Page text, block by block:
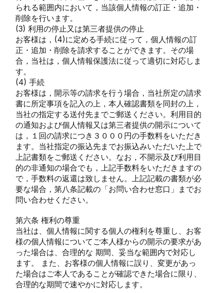
られる範囲内において，当該個人情報の訂正・追加・
削除を行います。
(3) 利用の停止又は第三者提供の停止
お客様は，(4)に定める手続に従って，個人情報の訂
正・追加・削除を請求することができます。その場
合，当社は，個人情報保護法に従って適切に対応しま
す。
(4) 手続
お客様は，開示等の請求を行う場合，当社所定の請求
書に所定事項を記入の上，本人確認書類を同封の上，
当社の指定する送付先までご郵送ください。利用目的
の通知および個人情報又は第三者提供の開示について
は，１回の請求につき３０００円の手数料をいただき
ます。当社指定の振込先までお振込みいただいた上で
上記書類をご郵送ください。なお，不開示及び利用目
的の非通知の場合でも，上記手数料をいただきますの
で，手数料の返還は致しません。上記記載の書類が必
要な場合，第八条記載の「お問い合わせ窓口」までお
問い合わせください。
第六条 権利の尊重
当社は、個人情報に関する個人の権利を尊重し、お客
様の個人情報についてご本人様からの開示の要求があ
った場合は、合理的な 期間、妥当な範囲内で対応し
ます。 また、お客様の個人情報に誤り、変更があっ
た場合はご本人であることが確認できた場合に限り、
合理的な期間で速やかに対応します。